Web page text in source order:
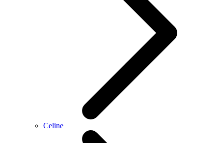
Celine